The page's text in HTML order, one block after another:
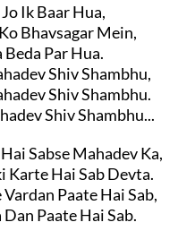
Ik Baar Hua,
Bhavsagar Mein,
Beda Par Hua.
Shiv Shambhu,
Shiv Shambhu.
Shiv Shambhu...
Sabse Mahadev Ka,
Karte Hai Sab Devta.
Vardan Paate Hai Sab,
Paate Hai Sab.